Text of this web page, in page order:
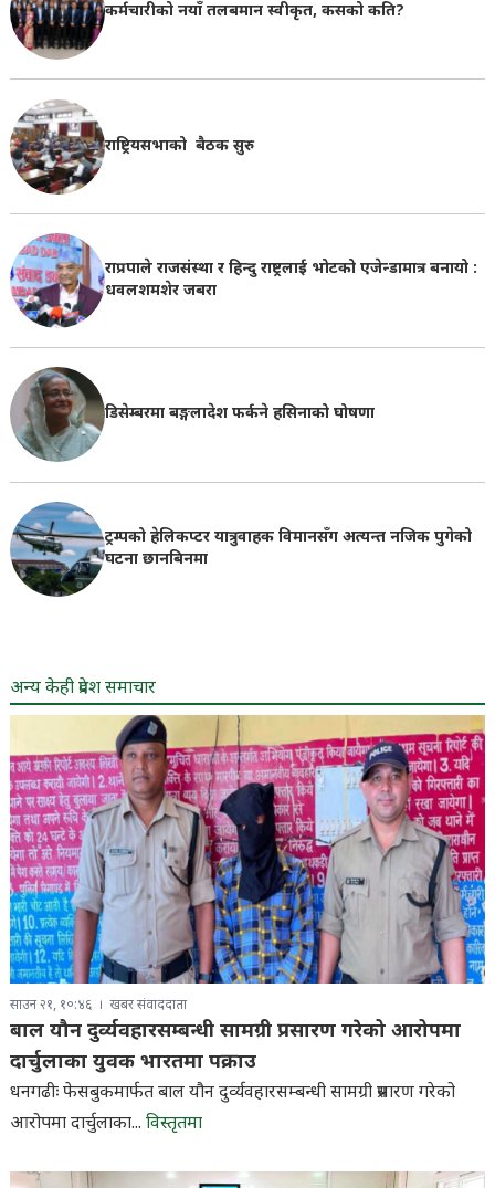
कर्मचारीको नयाँ तलबमान स्वीकृत, कसको कति?
राष्ट्रियसभाको बैठक सुरु
राप्रपाले राजसंस्था र हिन्दु राष्ट्रलाई भोटको एजेन्डामात्र बनायो :
धवलशमशेर जबरा
डिसेम्बरमा बङ्गलादेश फर्कने हसिनाको घोषणा
ट्रम्पको हेलिकप्टर यात्रुवाहक विमानसँग अत्यन्त नजिक पुगेको
घटना छानबिनमा
अन्य केही प्रदेश समाचार
साउन २१, १०:४६ खबर संवाददाता
बाल यौन दुर्व्यवहारसम्बन्धी सामग्री प्रसारण गरेको आरोपमा
दार्चुलाका युवक भारतमा पक्राउ
धनगढीः फेसबुकमार्फत बाल यौन दुर्व्यवहारसम्बन्धी सामग्री प्रसारण गरेको
आरोपमा दार्चुलाका... विस्तृतमा